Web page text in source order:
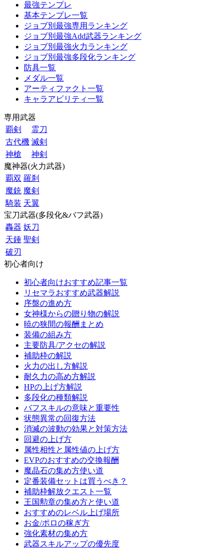
最強テンプレ
基本テンプレ一覧
ジョブ別最強専用ランキング
ジョブ別最強Add武器ランキング
ジョブ別最強火力ランキング
ジョブ別最強多段化ランキング
防具一覧
メダル一覧
アーティファクト一覧
キャラアビリティ一覧
専用武器
覇剣
霊刀
古代機 滅剣
神槍
神剣
魔神器(火力武器)
覇双 羅刹
魔銃 魔剣
騎装 天翼
宝刀武器(多段化&バフ武器)
轟器 妖刀
天錘 聖剣
破刃
初心者向け
初心者向けおすすめ記事一覧
リセマラおすすめ武器解説
序盤の進め方
女神様からの贈り物の解説
暁の狭間の報酬まとめ
装備の組み方
主要防具/アクセの解説
補助枠の解説
火力の出し方解説
耐久力の高め方解説
HPの上げ方解説
多段化の種類解説
バフスキルの意味と重要性
状態異常の回復方法
消滅の波動の効果と対策方法
回避の上げ方
属性相性と属性値の上げ方
EVPのおすすめの交換報酬
魔晶石の集め方使い道
定番装備セットは買うべき？
補助枠解放クエスト一覧
王国勲章の集め方と使い道
おすすめのレベル上げ場所
お金/ポロの稼ぎ方
強化素材の集め方
武器スキルアップの優先度